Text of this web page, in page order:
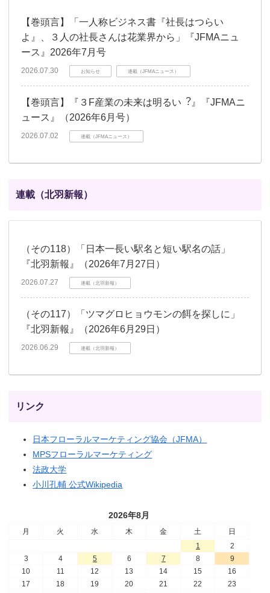
【巻頭言】「一人称ビジネス書『社長はつらい
よ』、３人の社長さんは花業界から」『JFMAニュ
ース』2026年7月号
2026.07.30 お知らせ 連載（JFMAニュース）
【巻頭言】『３F産業の未来は明るい︖』『JFMAニ
ュース』（2026年6月号）
2026.07.02 連載（JFMAニュース）
連載（北羽新報）
（その118）「日本一長い駅名と短い駅名の話」
『北羽新報』（2026年7月27日）
2026.07.27 連載（北羽新報）
（その117）「ツマグロヒョウモンの餌を探しに」
『北羽新報』（2026年6月29日）
2026.06.29 連載（北羽新報）
リンク
日本フローラルマーケティング協会（JFMA）
MPSフローラルマーケティング
法政大学
小川孔輔 公式Wikipedia
2026年8月
月 火 水 木 金 土
日
1
2
3
4 5 6 7 8
9
10
11 12 13 14 15
16
17
18 19 20 21 22
23